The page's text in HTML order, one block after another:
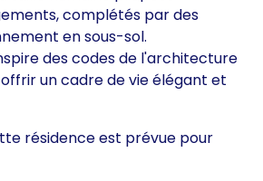
complétés par des
en sous-sol.
des codes de l'architecture
un cadre de vie élégant et
résidence est prévue pour